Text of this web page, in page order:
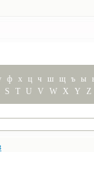
ф х ц ч ш щ ъ ы
S T U V W X Y Z